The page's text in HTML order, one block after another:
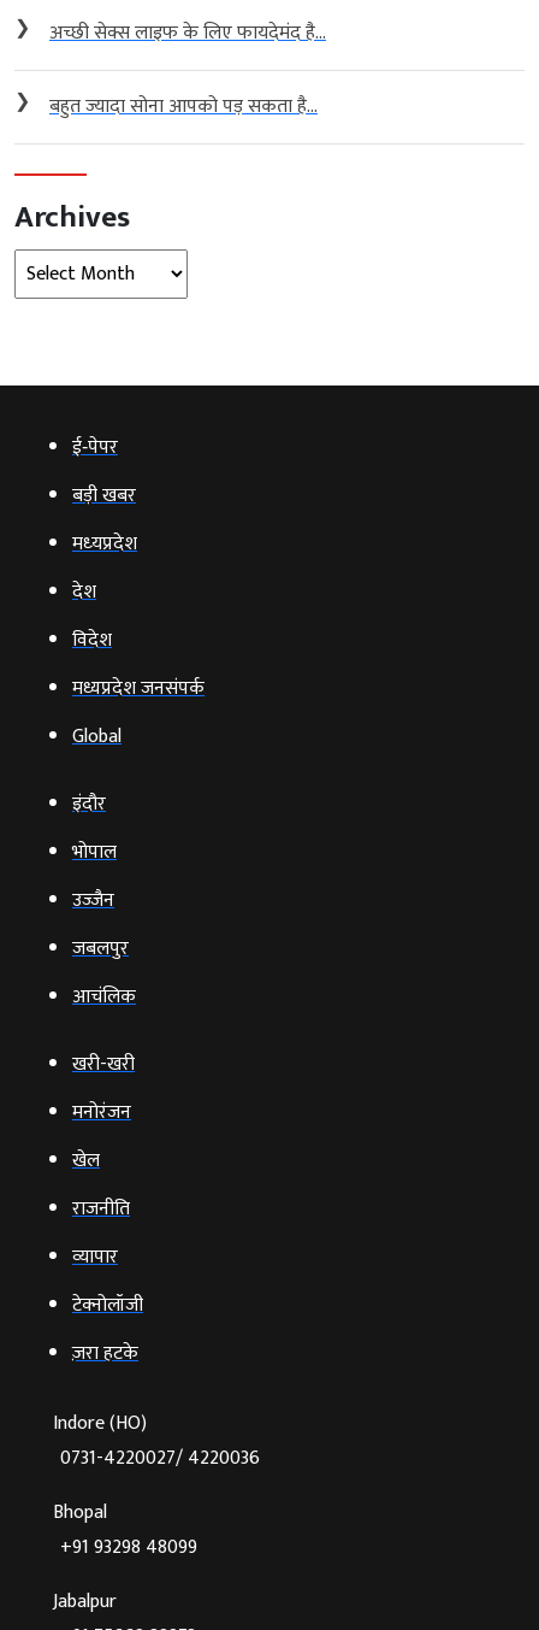
❯ अच्छी सेक्स लाइफ के लिए फायदेमंद है...
❯ बहुत ज्यादा सोना आपको पड़ सकता है...
Archives
Archives
ई‑पेपर
बड़ी खबर
मध्‍यप्रदेश
देश
विदेश
मध्यप्रदेश जनसंपर्क
Global
इंदौर
भोपाल
उज्‍जैन
जबलपुर
आचंलिक
खरी-खरी
मनोरंजन
खेल
राजनीति
व्‍यापार
टेक्‍नोलॉजी
ज़रा हटके
Indore (HO)
0731-4220027/ 4220036
Bhopal
+91 93298 48099
Jabalpur